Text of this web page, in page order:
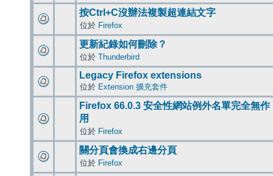
按Ctrl+C沒辦法複製超連結文字
位於 Firefox
更新紀錄如何刪除？
位於 Thunderbird
Legacy Firefox extensions
位於 Extension 擴充套件
Firefox 66.0.3 安全性網站例外名單完全無作
用
位於 Firefox
關分頁會換成右邊分頁
位於 Firefox